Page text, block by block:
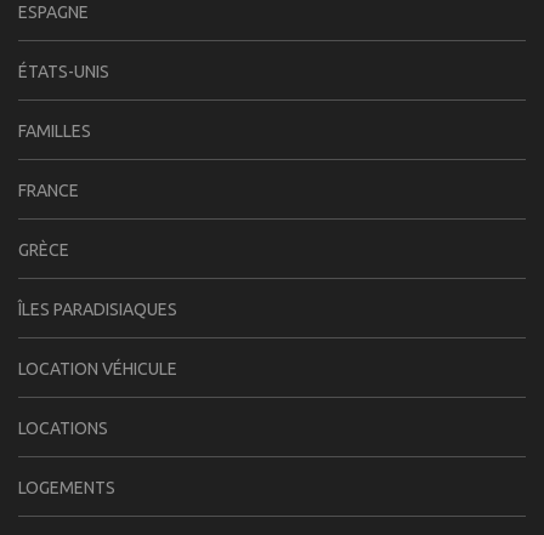
ESPAGNE
ÉTATS-UNIS
FAMILLES
FRANCE
GRÈCE
ÎLES PARADISIAQUES
LOCATION VÉHICULE
LOCATIONS
LOGEMENTS